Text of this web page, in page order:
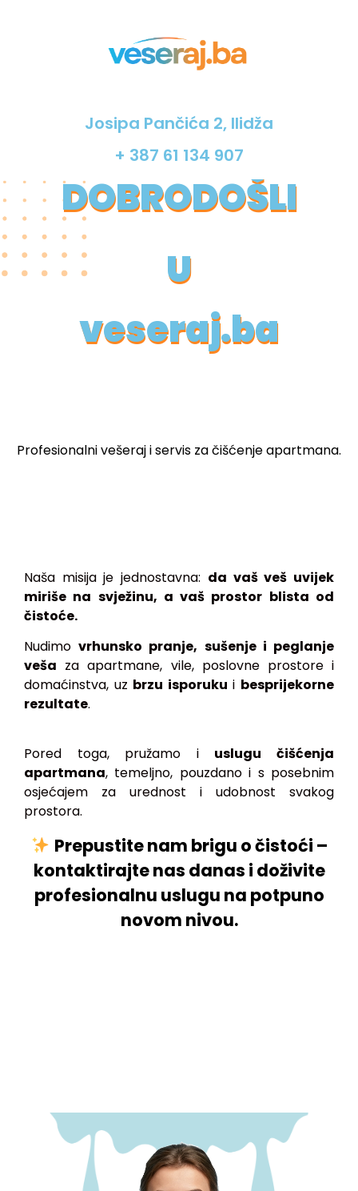
Josipa Pančića 2, Ilidža
+ 387 61 134 907
DOBRODOŠLI
U
veseraj.ba
Profesionalni vešeraj i servis za čišćenje apartmana.
Naša misija je jednostavna: da vaš veš uvijek
miriše na svježinu, a vaš prostor blista od
čistoće.
Nudimovrhunsko pranje, sušenje i peglanje
veša za apartmane, vile, poslovne prostore i
domaćinstva, uz brzu isporuku i besprijekorne
rezultate.
Pored toga, pružamo i uslugu čišćenja
apartmana, temeljno, pouzdano i s posebnim
osjećajem za urednost i udobnost svakog
prostora.
Prepustite nam brigu o čistoći –
kontaktirajte nas danas i doživite
profesionalnu uslugu na potpuno
novom nivou.